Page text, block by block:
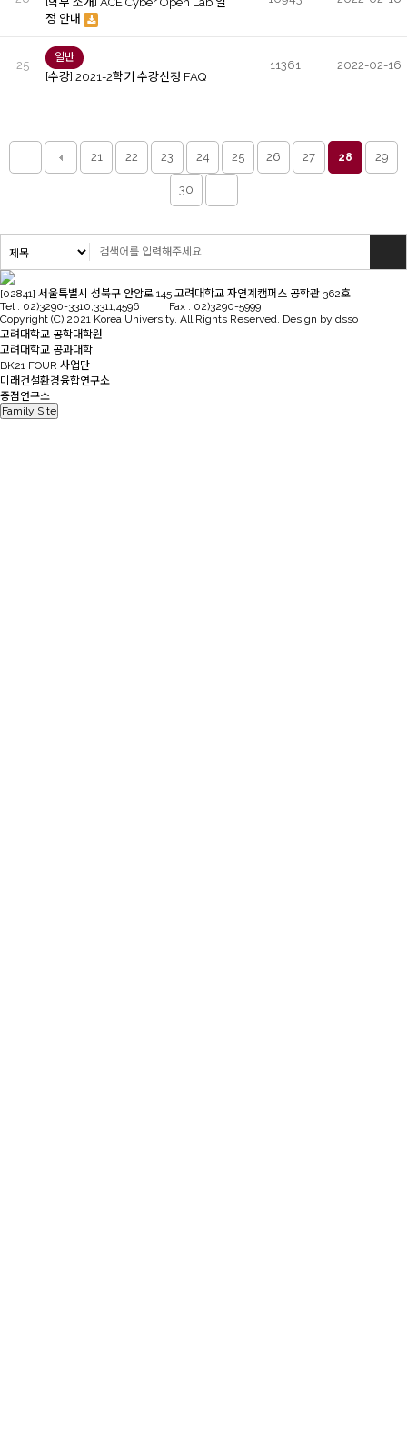
정 안내
25
일반
[수강] 2021-2학기 수강신청 FAQ
11361 2022-02-16
21 22 23 24 25 26 27 28 29
30
[02841] 서울특별시 성북구 안암로 145 고려대학교 자연계캠퍼스 공학관 362호
Tel : 02)3290-3310,3311,4596 | Fax : 02)3290-5999
Copyright (C) 2021 Korea University. All Rights Reserved. Design by dsso
고려대학교 공학대학원
고려대학교 공과대학
BK21 FOUR 사업단
미래건설환경융합연구소
중점연구소
Family Site